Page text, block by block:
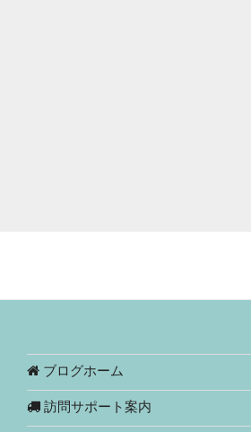
ブログホーム
訪問サポート案内